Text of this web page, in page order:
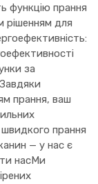
функцію прання
рішенням для
за
прання, ваш
швидкого прання
— у нас є
насМи